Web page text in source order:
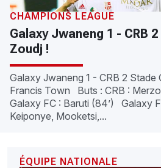
CHAMPIONS LEAGUE
Galaxy Jwaneng 1 - CRB
Zoudj !
Galaxy Jwaneng 1 - CRB 2 Stade
Francis Town Buts : CRB : Merzougui (77’, 90’+3)
Galaxy FC : Baruti (84’) Galaxy FC : Gouws, Sechele,
Keiponye, Mooketsi,...
ÉQUIPE NATIONALE